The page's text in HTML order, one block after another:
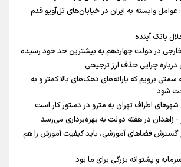
عوامل وابسته به ایران در خیابان‌های تل‌آویو قدم
بانک آینده
در دولت چهاردهم به بیشترین حد خود رسیده
چرایی حذف ارز ترجیحی
برویم که یارانه‌های دهک‌های بالا کمتر و به
شود
اطراف تهران به مترو در دستور کار است
- زاهدان در هفته دولت به بهره‌برداری می‌رسد
گسترش فضاهای آموزشی، باید کیفیت آموزش را هم
و پشتوانه بزرگی برای ما بود